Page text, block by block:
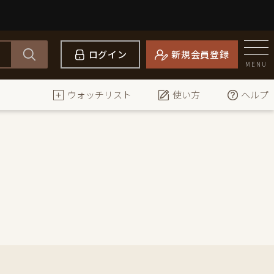
ログイン 新規会員登録
MENU
ウォッチリスト 使い方 ヘルプ